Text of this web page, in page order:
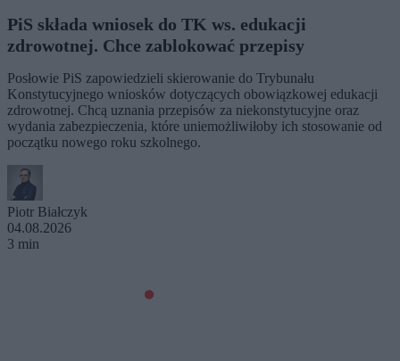
PiS składa wniosek do TK ws. edukacji
zdrowotnej. Chce zablokować przepisy
Posłowie PiS zapowiedzieli skierowanie do Trybunału
Konstytucyjnego wniosków dotyczących obowiązkowej edukacji
zdrowotnej. Chcą uznania przepisów za niekonstytucyjne oraz
wydania zabezpieczenia, które uniemożliwiłoby ich stosowanie od
początku nowego roku szkolnego.
Piotr Białczyk
04.08.2026
3 min